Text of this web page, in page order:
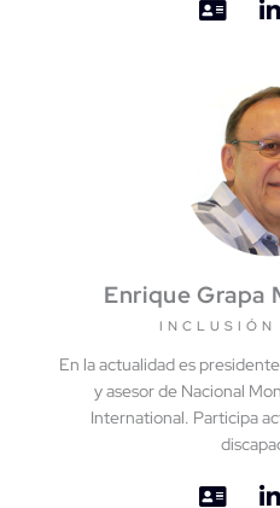
Enrique Grapa
INCLUSIÓN
En la actualidad es
y asesor de Nacional
International. Participa